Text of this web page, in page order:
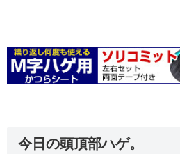
今日の頭頂部ハゲ。